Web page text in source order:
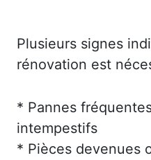
Plusieurs signes
rénovation est
* Pannes
intempestifs
* Pièces devenues